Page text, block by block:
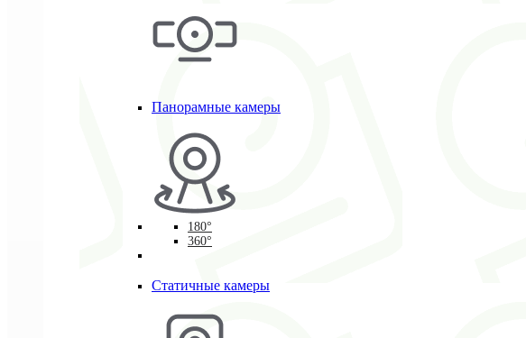
Панорамные камеры
180°
360°
Статичные камеры